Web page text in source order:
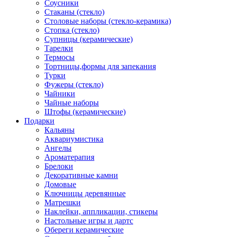
Соусники
Стаканы (стекло)
Столовые наборы (стекло-керамика)
Стопка (стекло)
Супницы (керамические)
Тарелки
Термосы
Тортницы,формы для запекания
Турки
Фужеры (стекло)
Чайники
Чайные наборы
Штофы (керамические)
Подарки
Кальяны
Аквариумистика
Ангелы
Ароматерапия
Брелоки
Декоративные камни
Домовые
Ключницы деревянные
Матрешки
Наклейки, аппликации, стикеры
Настольные игры и дартс
Обереги керамические